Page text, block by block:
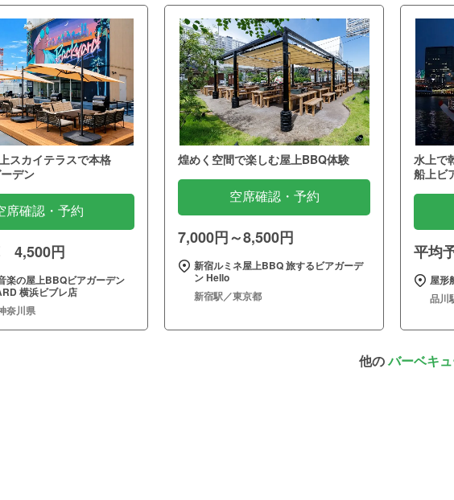
スカイテラスで本格
デン
席確認・予約
4,500円
楽の屋上BBQビアガーデン
横浜ビブレ店
奈川県
煌めく空間で楽しむ屋上BBQ体験
空席確認・予約
7,000円～8,500円
新宿ルミネ屋上BBQ 旅するビアガーデ
ン Hello
新宿駅／東京都
水上で
船上ビ
平均
屋形
品川
他のバーベキ